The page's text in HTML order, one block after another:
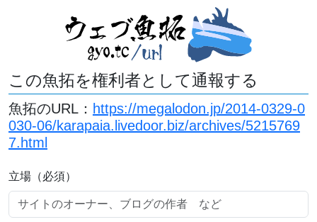
この魚拓を権利者として通報する
魚拓のURL： https://megalodon.jp/2014-0329-0
030-06/karapaia.livedoor.biz/archives/5215769
7.html
立場（必須）